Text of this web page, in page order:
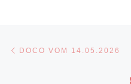
DOCO VOM 14.05.2026